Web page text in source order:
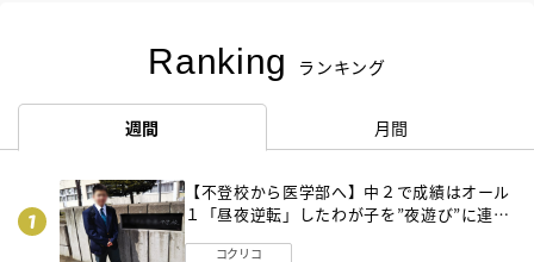
Ranking ランキング
週間 月間
【不登校から医学部へ】中２で成績はオール
１「昼夜逆転」したわが子を”夜遊び”に連れ
コクリコ